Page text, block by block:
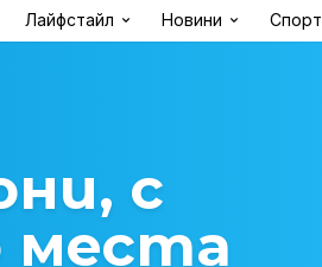
Лайфстайл Новини Спорт
с
места